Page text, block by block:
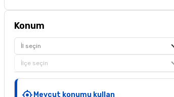
Konum
İl seçin
İlçe seçin
Mevcut konumu kullan